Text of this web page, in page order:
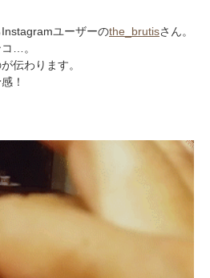
ユーザーのthe_brutisさん。
…。
伝わります。
！